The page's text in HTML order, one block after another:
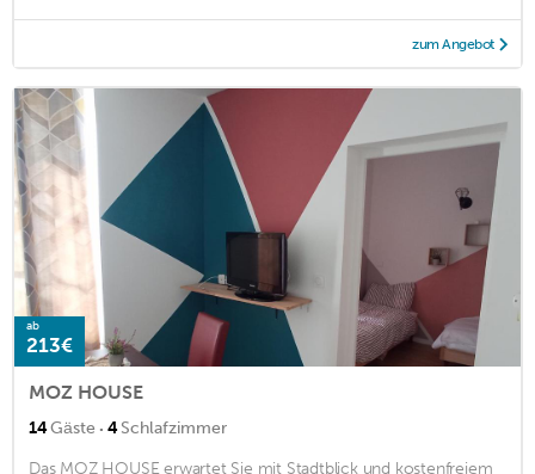
zum Angebot
ab
213€
MOZ HOUSE
14Gäste · 4Schlafzimmer
Das MOZ HOUSE erwartet Sie mit Stadtblick und kostenfreiem